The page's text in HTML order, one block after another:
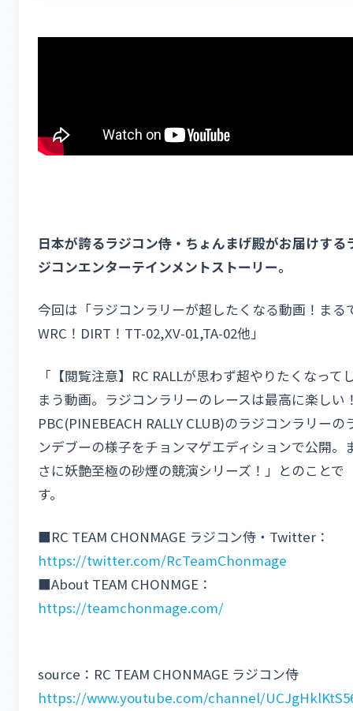
日本が誇るラジコン侍・ちょんまげ殿がお届けする
ジコンエンターテインメントストーリー。
今回は「ラジコンラリーが超したくなる動画！まる
WRC！DIRT！TT-02,XV-01,TA-02他」
「【閲覧注意】RC RALLが思わず超やりたくなって
まう動画。ラジコンラリーのレースは最高に楽しい
PBC(PINEBEACH RALLY CLUB)のラジコンラリーの
ンデブーの様子をチョンマゲエディションで公開。
さに妖艶至極の砂煙の競演シリーズ！」とのことで
す。
■RC TEAM CHONMAGE ラジコン侍・Twitter：
https://twitter.com/RcTeamChonmage
■About TEAM CHONMGE：
https://teamchonmage.com/
source：RC TEAM CHONMAGE ラジコン侍
https://www.youtube.com/channel/